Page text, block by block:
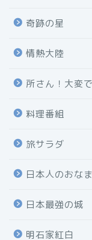
奇跡の星
情熱大陸
所さん！大変
料理番組
旅サラダ
日本人のおな
日本最強の城
明石家紅白